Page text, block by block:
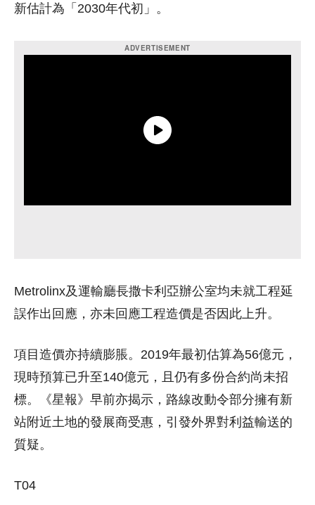
新估計為「2030年代初」。
Metrolinx及運輸廳長撒卡利亞辦公室均未就工程延
誤作出回應，亦未回應工程造價是否因此上升。
項目造價亦持續膨脹。2019年最初估算為56億元，
現時預算已升至140億元，且仍有多份合約尚未招
標。《星報》早前亦揭示，路線改動令部分擁有新
站附近土地的發展商受惠，引發外界對利益輸送的
質疑。
T04